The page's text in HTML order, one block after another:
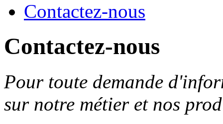
Contactez-nous
Contactez-nous
Pour toute demande
sur notre métier et nos